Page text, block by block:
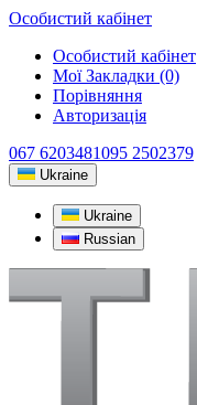
Особистий кабінет
Особистий кабінет
Мої Закладки (0)
Порівняння
Авторизація
067 6203481095 2502379
Ukraine
Ukraine
Russian